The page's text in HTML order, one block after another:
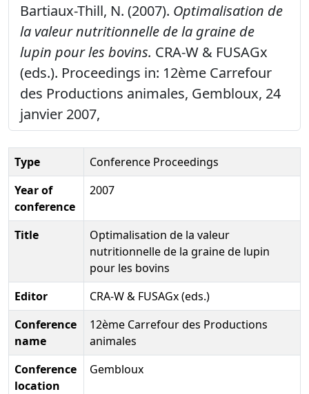
Bartiaux-Thill, N. (2007). Optimalisation de
la valeur nutritionnelle de la graine de
lupin pour les bovins. CRA-W & FUSAGx
(eds.). Proceedings in: 12ème Carrefour
des Productions animales, Gembloux, 24
janvier 2007,
Type
Conference Proceedings
Year of
conference
2007
Title
Optimalisation de la valeur
nutritionnelle de la graine de lupin
pour les bovins
Editor
CRA-W & FUSAGx (eds.)
Conference
name
12ème Carrefour des Productions
animales
Conference
location
Gembloux